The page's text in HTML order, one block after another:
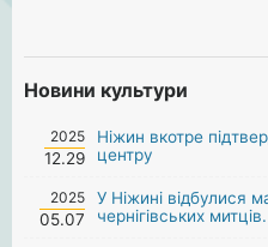
Новини культури
2025
12.29
Ніжин вкотре
центру
2025
05.07
У Ніжині відбулися
чернігівських митців.